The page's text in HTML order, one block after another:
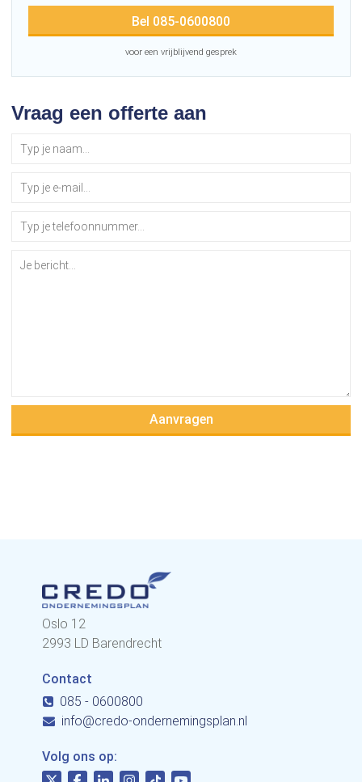
Bel 085-0600800
voor een vrijblijvend gesprek
Vraag een offerte aan
Aanvragen
Oslo 12
2993 LD Barendrecht
Contact
085 - 0600800
info@credo-ondernemingsplan.nl
Volg ons op: